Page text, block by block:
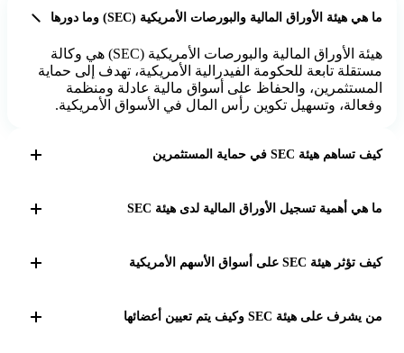
ما هي هيئة الأوراق المالية والبورصات الأمريكية (SEC) وما دورها
هيئة الأوراق المالية والبورصات الأمريكية (SEC) هي وكالة
مستقلة تابعة للحكومة الفيدرالية الأمريكية، تهدف إلى حماية
المستثمرين، والحفاظ على أسواق مالية عادلة ومنظمة
وفعالة، وتسهيل تكوين رأس المال في الأسواق الأمريكية.
كيف تساهم هيئة SEC في حماية المستثمرين
والتلاعب في الأسواق المالية، مثل وضع حد للتداول الداخلي،
ما هي أهمية تسجيل الأوراق المالية لدى هيئة SEC
توفر معلومات مالية دقيقة وشفافة للمستثمرين، مما
كيف تؤثر هيئة SEC على أسواق الأسهم الأمريكية
الأوراق المالية سنوياً، مما يضمن تنظيم الأسواق المالية
من يشرف على هيئة SEC وكيف يتم تعيين أعضائها